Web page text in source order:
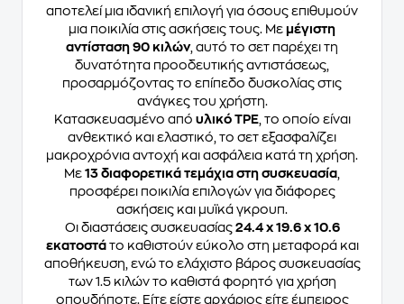
αποτελεί μια ιδανική επιλογή για όσους επιθυμούν
μια ποικιλία στις ασκήσεις τους. Με μέγιστη
αντίσταση 90 κιλών, αυτό το σετ παρέχει τη
δυνατότητα προοδευτικής αντιστάσεως,
προσαρμόζοντας το επίπεδο δυσκολίας στις
ανάγκες του χρήστη.
Κατασκευασμένο από υλικό TPE, το οποίο είναι
ανθεκτικό και ελαστικό, το σετ εξασφαλίζει
μακροχρόνια αντοχή και ασφάλεια κατά τη χρήση.
Με 13 διαφορετικά τεμάχια στη συσκευασία
προσφέρει ποικιλία επιλογών για διάφορες
ασκήσεις και μυϊκά γκρουπ.
Οι διαστάσεις συσκευασίας 24.4 x 19.6 x 10.6
εκατοστάτο καθιστούν εύκολο στη μεταφορά και
αποθήκευση, ενώ το ελάχιστο βάρος συσκευασίας
των 1.5 κιλών το καθιστά φορητό για χρήση
οπουδήποτε. Είτε είστε αρχάριος είτε έμπειρος